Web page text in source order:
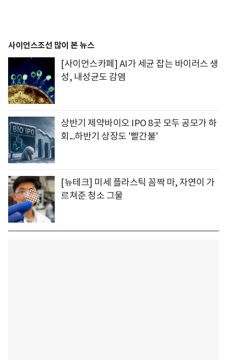
사이언스조선 많이 본 뉴스
[사이언스카페] AI가 세균 잡는 바이러스 생
성, 내성균도 감염
상반기 제약바이오 IPO 8곳 모두 공모가 하
회...하반기 상장도 '빨간불'
[뉴테크] 미세 플라스틱 꼼짝 마, 자연이 가
르쳐준 청소 그물